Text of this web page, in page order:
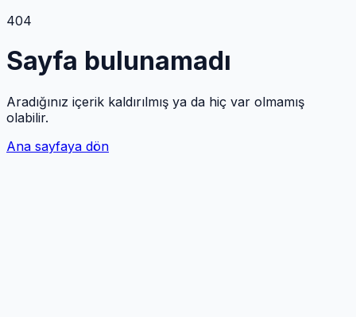
404
Sayfa bulunamadı
Aradığınız içerik kaldırılmış ya da hiç var olmamış
olabilir.
Ana sayfaya dön